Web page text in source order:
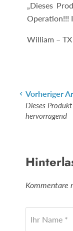
„Dieses
Operation!!!
William – TX
Vorheriger
Dieses
hervorragend
Kommentare
Ihr Name *